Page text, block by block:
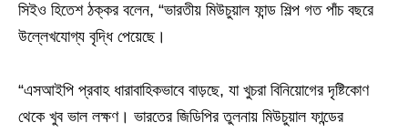
সিইও হিতেশ ঠক্কর বলেন, “ভারতীয় মিউচুয়াল ফান্ড শিল্প গত পাঁচ বছরে
উল্লেখযোগ্য বৃদ্ধি পেয়েছে।
“এসআইপি প্রবাহ ধারাবাহিকভাবে বাড়ছে, যা খুচরা বিনিয়োগের দৃষ্টিকোণ
থেকে খুব ভাল লক্ষণ। ভারতের জিডিপির তুলনায় মিউচুয়াল ফান্ডের